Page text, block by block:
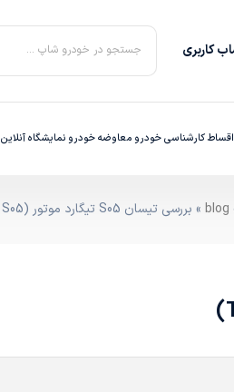
کاربری جستجو در خودرو شاپ ...
کارشناسی خودرو معاوضه خودرو نمایشگاه آنلاین
blog » بررسی تیسان S05 تیگارد موتور (Tissan S05)